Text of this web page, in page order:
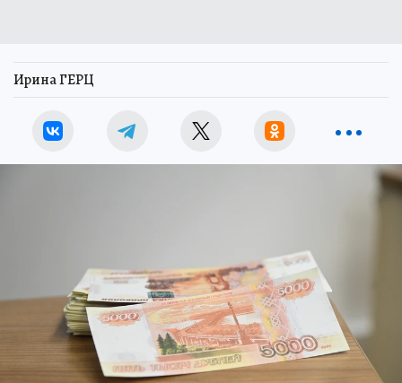
Ирина ГЕРЦ